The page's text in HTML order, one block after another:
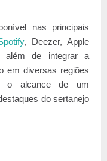
nas principais
, Deezer, Apple
além de integrar a
em diversas regiões
o alcance de um
do sertanejo